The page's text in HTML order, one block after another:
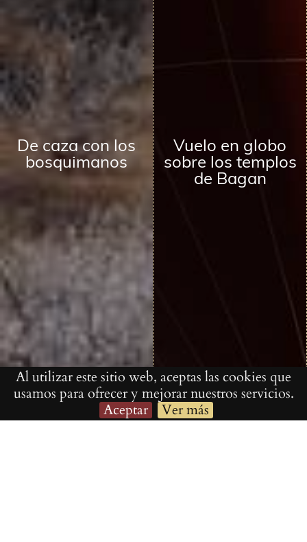
Al utilizar este sitio web, aceptas las cookies que
usamos para ofrecer y mejorar nuestros servicios.
Aceptar
Ver más
De caza con los
bosquimanos
Vuelo en globo
sobre los templos
de Bagan